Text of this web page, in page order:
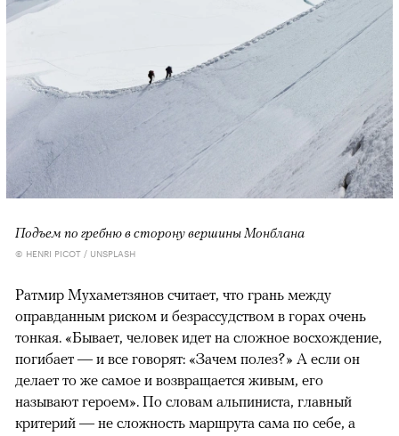
Подъем по гребню в сторону вершины Монблана
© HENRI PICOT / UNSPLASH
Ратмир Мухаметзянов считает, что грань между
оправданным риском и безрассудством в горах очень
тонкая. «Бывает, человек идет на сложное восхождение,
погибает — и все говорят: «Зачем полез?» А если он
делает то же самое и возвращается живым, его
называют героем». По словам альпиниста, главный
критерий — не сложность маршрута сама по себе, а